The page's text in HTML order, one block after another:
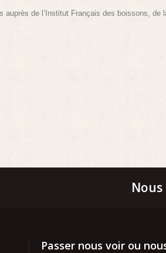
de l’Institut Français des boissons, de
Passer nous voir ou